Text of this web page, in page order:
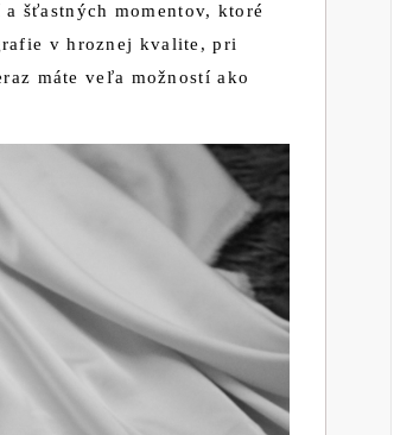
šťastných momentov, ktoré
v hroznej kvalite, pri
máte veľa možností ako